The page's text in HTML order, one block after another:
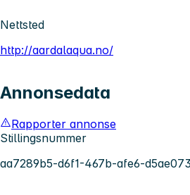
Nettsted
http://aardalaqua.no/
Annonsedata
Rapporter annonse
Stillingsnummer
aa7289b5-d6f1-467b-afe6-